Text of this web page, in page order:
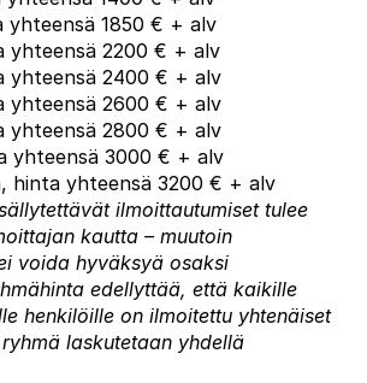
yhteensä 1850 € + alv
yhteensä 2200 € + alv
yhteensä 2400 € + alv
yhteensä 2600 € + alv
yhteensä 2800 € + alv
yhteensä 3000 € + alv
hinta yhteensä 3200 € + alv
ilmoittautumiset tulee
kautta – muutoin
voida hyväksyä osaksi
edellyttää, että kaikille
henkilöille on ilmoitettu yhtenäiset
laskutetaan yhdellä